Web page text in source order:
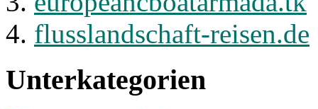
flusslandschaft-reisen.de
Unterkategorien